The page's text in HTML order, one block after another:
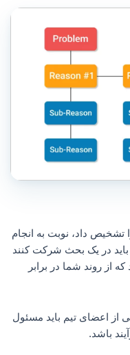
داد، نوبت به انجام
در یک بحث شرکت کنند
که از روند شما در برابر
اعضای تیم باید مسئول
باشد.